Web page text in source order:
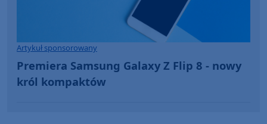
Artykuł sponsorowany
Premiera Samsung Galaxy Z Flip 8 - nowy
król kompaktów